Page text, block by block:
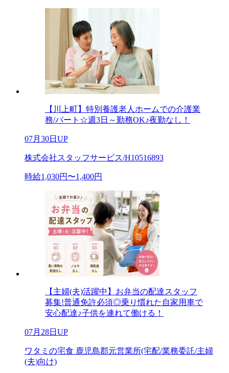
【川上町】特別養護老人ホームでの介護業
務/パート☆週3日～勤務OK♪夜勤なし！
07月30日UP
株式会社スタッフサービス/H10516893
時給1,030円〜1,400円
【主婦(夫)活躍中】お弁当の配達スタッフ
募集!普通免許必須◎乗り慣れた自家用車で
安心配達♪子供を連れて働ける！
07月28日UP
ワタミの宅食 鹿児島郡元営業所(宅配/業務委託/主婦
(夫)向け)